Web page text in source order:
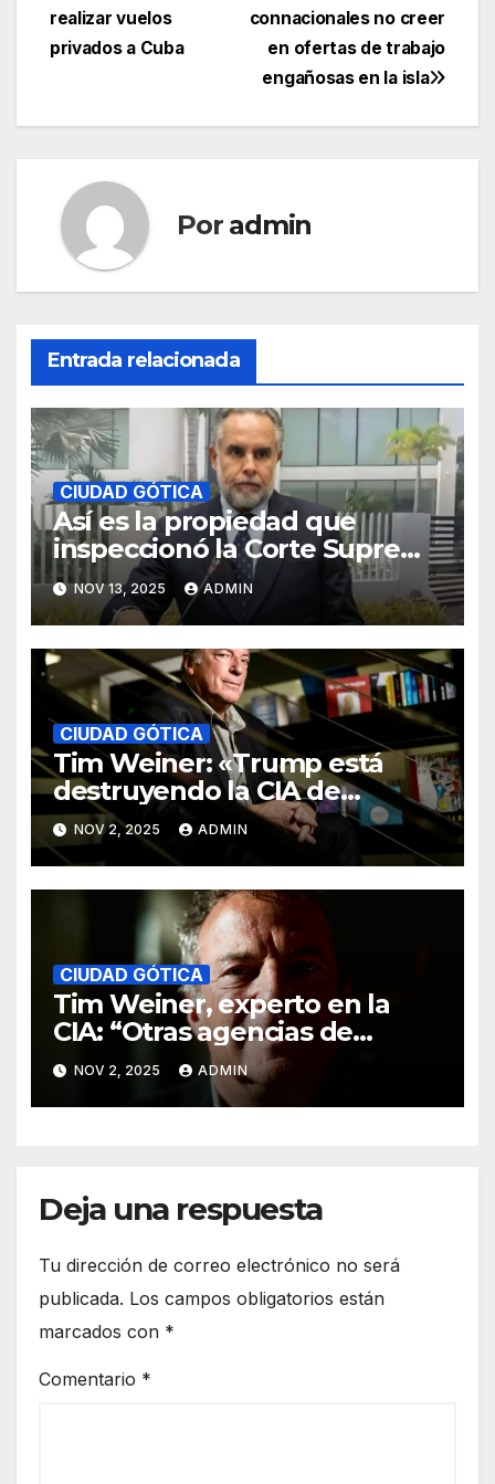
connacionales no creer
en ofertas de trabajo
engañosas en la isla
realizar vuelos
privados a Cuba
Por admin
Entrada relacionada
CIUDAD GÓTICA
Así es la propiedad que
inspeccionó la Corte Suprema
de Justicia en las afueras de
Bogotá
NOV 13, 2025 ADMIN
CIUDAD GÓTICA
Tim Weiner: «Trump está
destruyendo la CIA de
manera sistemática»
NOV 2, 2025 ADMIN
CIUDAD GÓTICA
Tim Weiner, experto en la
CIA: “Otras agencias de
inteligencia ya no colaboran
con EE. UU. por los chiflados
que metió Trump”.
NOV 2, 2025 ADMIN
Deja una respuesta
Tu dirección de correo electrónico no será
publicada. Los campos obligatorios están
marcados con *
Comentario *